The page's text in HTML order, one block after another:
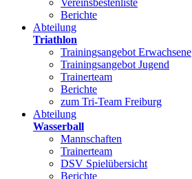
Vereinsbestenliste
Berichte
Abteilung
Triathlon
Trainingsangebot Erwachsene
Trainingsangebot Jugend
Trainerteam
Berichte
zum Tri-Team Freiburg
Abteilung
Wasserball
Mannschaften
Trainerteam
DSV Spielübersicht
Berichte